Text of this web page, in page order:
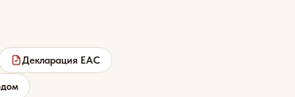
Декларация EAC